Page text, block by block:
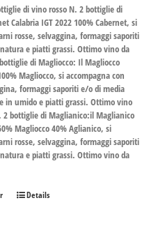
di vino rossoN. 2 bottiglie di
Calabria IGT 2022 100% Cabernet, si
rosse, selvaggina, formaggi saporiti
e piatti grassi. Ottimo vino da
di Magliocco: Il Magliocco
Magliocco, si accompagna con
formaggi saporiti e/o di media
in umido e piatti grassi. Ottimo vino
2 bottiglie di Maglianico:il Maglianico
Magliocco 40% Aglianico, si
rosse, selvaggina, formaggi saporiti
e piatti grassi. Ottimo vino da
Details